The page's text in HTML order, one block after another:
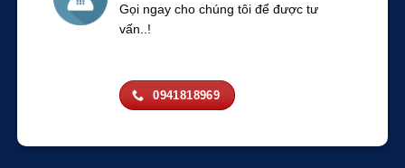
Gọi ngay cho chúng tôi để được tư
vấn..!
0941818969